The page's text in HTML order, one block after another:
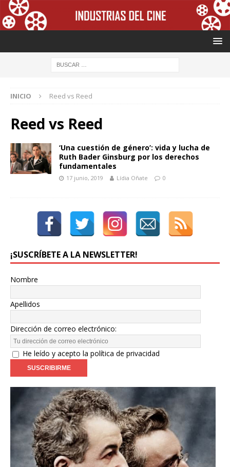
INICIO Reed vs Reed
Reed vs Reed
‘Una cuestión de género’: vida y lucha de
Ruth Bader Ginsburg por los derechos
fundamentales
17 junio, 2019 Lídia Oñate 0
¡SUSCRÍBETE A LA NEWSLETTER!
Nombre
Apellidos
Dirección de correo electrónico:
He leído y acepto la política de privacidad